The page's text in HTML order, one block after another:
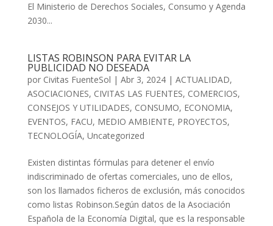
El Ministerio de Derechos Sociales, Consumo y Agenda
2030...
LISTAS ROBINSON PARA EVITAR LA
PUBLICIDAD NO DESEADA
por Civitas FuenteSol | Abr 3, 2024| ACTUALIDAD,
ASOCIACIONES, CIVITAS LAS FUENTES, COMERCIOS,
CONSEJOS Y UTILIDADES, CONSUMO, ECONOMIA,
EVENTOS, FACU, MEDIO AMBIENTE, PROYECTOS,
TECNOLOGÍA, Uncategorized
Existen distintas fórmulas para detener el envío
indiscriminado de ofertas comerciales, uno de ellos,
son los llamados ficheros de exclusión, más conocidos
como listas Robinson.Según datos de la Asociación
Española de la Economía Digital, que es la responsable